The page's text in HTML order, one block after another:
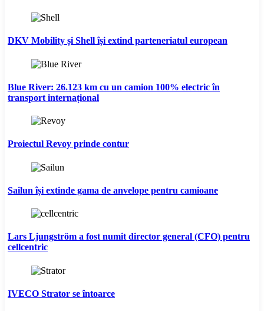
DKV Mobility și Shell își extind parteneriatul european
Blue River: 26.123 km cu un camion 100% electric în
transport internațional
Proiectul Revoy prinde contur
Sailun își extinde gama de anvelope pentru camioane
Lars Ljungström a fost numit director general (CFO) pentru
cellcentric
IVECO Strator se întoarce